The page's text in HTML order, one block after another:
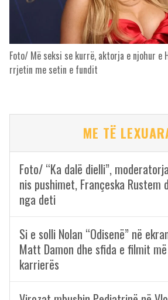
Foto/ Më seksi se kurrë, aktorja e njohur e
rrjetin me setin e fundit
ME TË
Foto/ “Ka dalë dielli”,
nis pushimet, Françeska Rustem
nga deti
Si e solli Nolan “Odisenë” në
Matt Damon dhe sfida e filmit
karrierës